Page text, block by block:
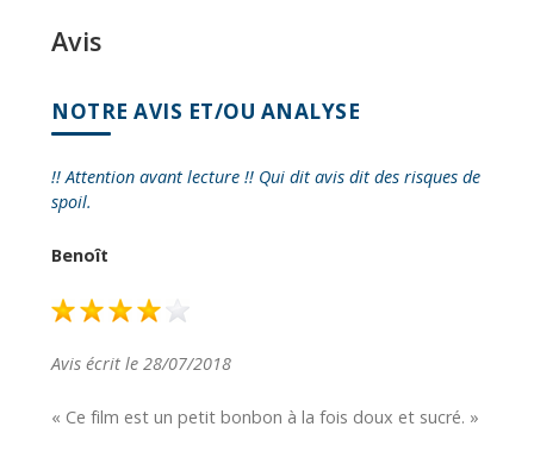
Avis
NOTRE AVIS ET/OU ANALYSE
!! Attention avant lecture !! Qui dit avis dit des risques de
spoil.
Benoît
Avis écrit le 28/07/2018
« Ce film est un petit bonbon à la fois doux et sucré. »